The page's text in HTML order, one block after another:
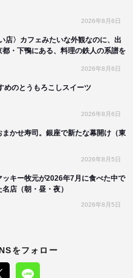
2026年8月6日
店〉カフェみたいな外観なのに、出
・下鴨にある、料理の鉄人の系譜を
2026年8月6日
めのとうもろこしスイーツ
2026年8月6日
かせ寿司。銀座で新たな幕開け（東
2026年8月5日
キー牧元が2026年7月に食べた中で
店（朝・昼・夜）
2026年8月5日
をフォロー